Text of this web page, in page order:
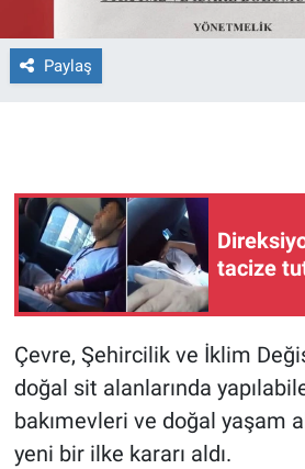
Paylaş
tacize
Çevre, Şehircilik ve İklim
doğal sit alanlarında
bakımevleri ve doğal yaşam
yeni bir ilke kararı aldı.
Gün Başlıyor
Gündem Özel
Günün görüntüsü
İlan
Kimdir